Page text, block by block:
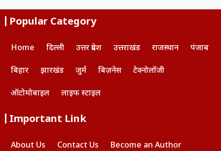
Popular Category
Home दिल्ली उत्तर प्रदेश उत्तराखंड राजस्थान पंजाब
बिहार झारखंड जुर्म बिज़नेस टेक्नोलॉजी
ऑटोमोबाइल लाइफ स्टाइल
Important Link
About Us Contact Us Become an Author